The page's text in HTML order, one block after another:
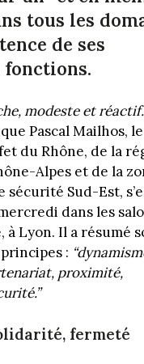
tous les
de ses
modeste et réactif.
Pascal Mailhos, le
du Rhône, de la
Alpes et de la
sécurité Sud-Est,
dans les
Lyon. Il a résumé
:
proximité,
fermeté